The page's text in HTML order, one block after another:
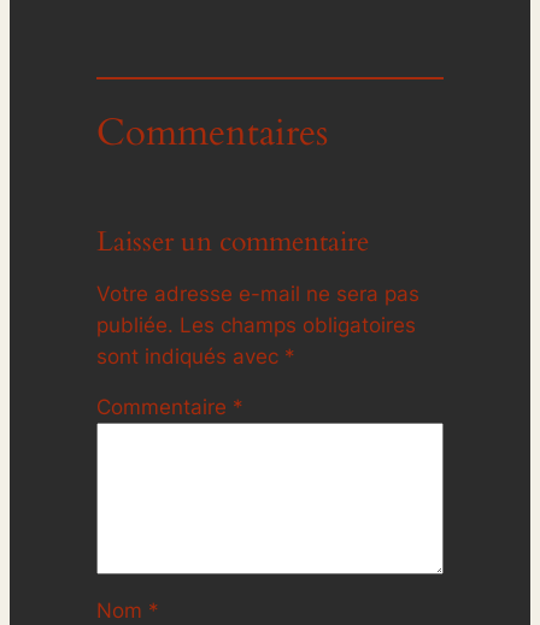
Commentaires
Laisser un commentaire
Votre adresse e-mail ne sera pas
publiée. Les champs obligatoires
sont indiqués avec *
Commentaire *
Nom *